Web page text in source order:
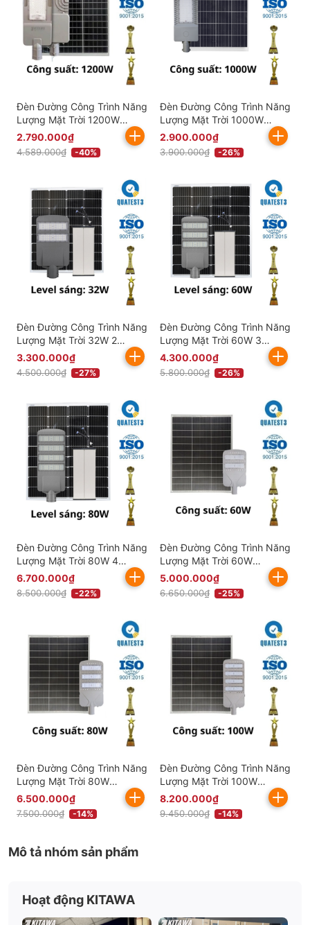
Đèn Đường Công Trình Năng
Lượng Mặt Trời 1200W
KITAWA ST5.1200
2.790.000₫
4.589.000₫ -40%
Đèn Đường Công Trình Năng
Lượng Mặt Trời 1000W
BCDT31000-A (Số lượng đặt
từ 10 chiếc)
2.900.000₫
3.900.000₫ -26%
Đèn Đường Công Trình Năng
Lượng Mặt Trời 32W 2
Khoang KITAWA - BCDT8.32
3.300.000₫
4.500.000₫ -27%
Đèn Đường Công Trình Năng
Lượng Mặt Trời 60W 3
Khoang KITAWA - BCDT8.60
4.300.000₫
5.800.000₫ -26%
Đèn Đường Công Trình Năng
Lượng Mặt Trời 80W 4
Khoang KITAWA - BCDT8.80
6.700.000₫
8.500.000₫ -22%
Đèn Đường Công Trình Năng
Lượng Mặt Trời 60W
BCDT9.60 Chống Nước Bền
Bỉ
5.000.000₫
6.650.000₫ -25%
Đèn Đường Công Trình Năng
Lượng Mặt Trời 80W
BCDT9.80 Chống Nước Bền
Bỉ
6.500.000₫
7.500.000₫ -14%
Đèn Đường Công Trình Năng
Lượng Mặt Trời 100W
BCDT9.100 Chống Nước
Bền Bỉ
8.200.000₫
9.450.000₫ -14%
Mô tả nhóm sản phẩm
Hoạt động KITAWA